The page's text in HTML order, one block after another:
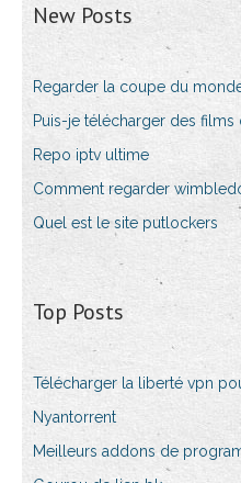
New Posts
Regarder la coupe du
Puis-je télécharger des films
Repo iptv ultime
Comment regarder
Quel est le site putlockers
Top Posts
Télécharger la liberté vpn
Nyantorrent
Meilleurs addons de